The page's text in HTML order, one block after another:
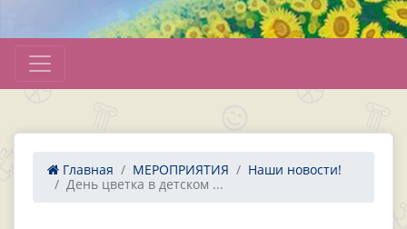
Главная МЕРОПРИЯТИЯ
Наши новости!
День цветка в детском ...